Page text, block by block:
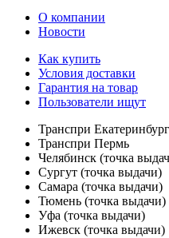
О компании
Новости
Как купить
Условия доставки
Гарантия на товар
Пользователи ищут
Транспри Екатеринбург
Транспри Пермь
Челябинск (точка
Сургут (точка выдачи)
Самара (точка выдачи)
Тюмень (точка выдачи)
Уфа (точка выдачи)
Ижевск (точка выдачи)